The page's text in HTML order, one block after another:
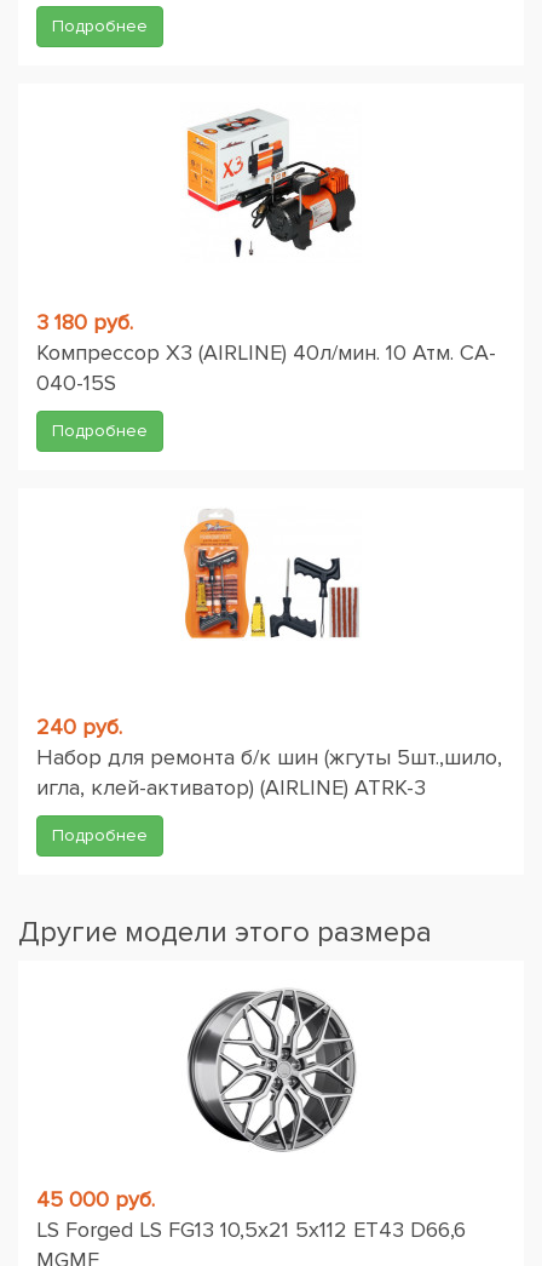
Подробнее
3 180 руб.
Компрессор X3 (AIRLINE) 40л/мин. 10 Атм. CA-
040-15S
Подробнее
240 руб.
Набор для ремонта б/к шин (жгуты 5шт.,шило,
игла, клей-активатор) (AIRLINE) ATRK-3
Подробнее
Другие модели этого размера
45 000 руб.
LS Forged LS FG13 10,5x21 5x112 ET43 D66,6
MGMF